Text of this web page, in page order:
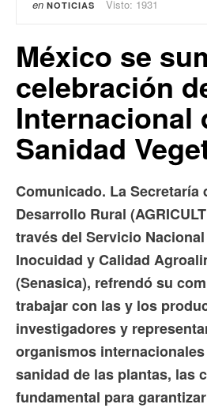
en NOTICIAS Visto: 1931
México se
celebración
Internacional
Sanidad
Comunicado. La Secretaría
Desarrollo Rural
través del Servicio
Inocuidad y Calidad
(Senasica), refrendó su
trabajar con las y los
investigadores y
organismos
sanidad de las plantas, las
fundamental para